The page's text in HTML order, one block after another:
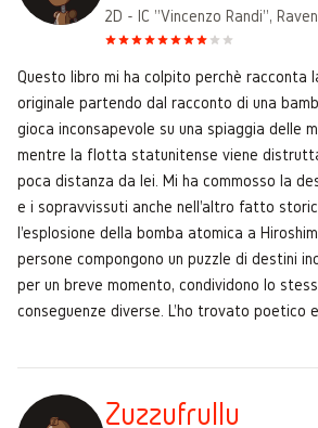
2D - IC "Vincenzo Randi",
Questo libro mi ha colpito perchè racconta
originale partendo dal racconto di una
gioca inconsapevole su una spiaggia delle
mentre la flotta statunitense viene
poca distanza da lei. Mi ha commosso la
e i sopravvissuti anche nell'altro fatto
l'esplosione della bomba atomica a
persone compongono un puzzle di destini
per un breve momento, condividono lo
conseguenze diverse. L'ho trovato poetico
Zuzzufrullu